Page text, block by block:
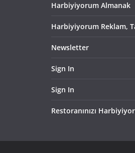
Harbiyiyorum Almanak
Harbiyiyorum Reklam,
Newsletter
Sign In
Sign In
Restoranınızı